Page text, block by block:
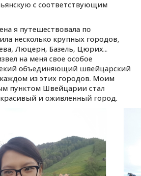
с соответствующим
я путешествовала по
несколько крупных городов,
Люцерн, Базель, Цюрих...
на меня свое особое
объединяющий швейцарский
из этих городов. Моим
пунктом Швейцарии стал
и оживленный город.